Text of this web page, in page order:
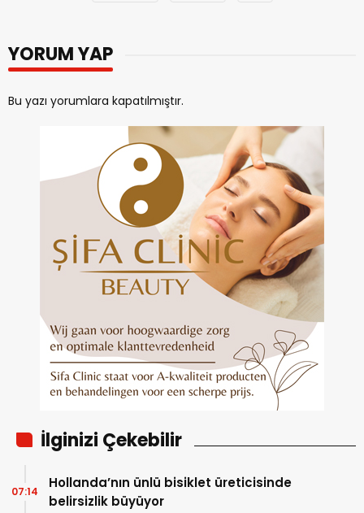
YORUM YAP
Bu yazı yorumlara kapatılmıştır.
İlginizi Çekebilir
Hollanda’nın ünlü bisiklet üreticisinde
belirsizlik büyüyor
07:14